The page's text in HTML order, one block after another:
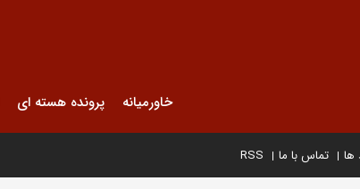
خاورمیانه پرونده هسته ای
ها تماس با ما RSS